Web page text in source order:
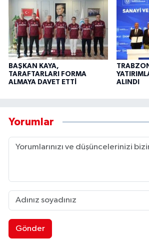
BAŞKAN KAYA,
TARAFTARLARI FORMA
ALMAYA DAVET ETTİ
ALINDI
Yorumlar
Gönder